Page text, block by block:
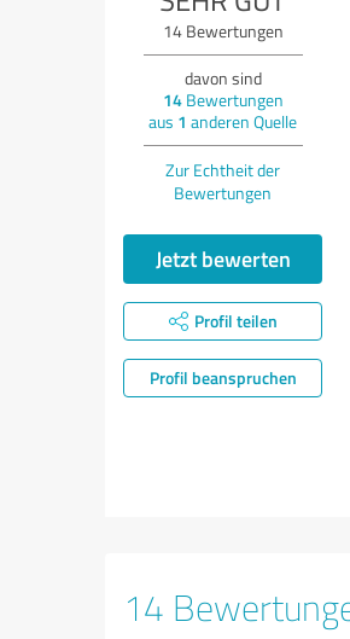
14Bewertungen
davon sind
14Bewertungen
aus 1 anderen Quelle
Zur Echtheit der
Bewertungen
Jetzt bewerten
Profil teilen
Profil beanspruchen
14